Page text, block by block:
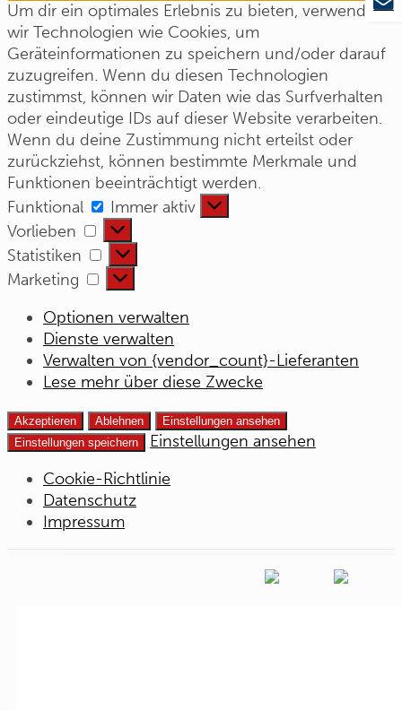
Um dir ein optimales Erlebnis zu bieten, verwenden
wir Technologien wie Cookies, um
Geräteinformationen zu speichern und/oder darauf
zuzugreifen. Wenn du diesen Technologien
zustimmst, können wir Daten wie das Surfverhalten
oder eindeutige IDs auf dieser Website verarbeiten.
Wenn du deine Zustimmung nicht erteilst oder
zurückziehst, können bestimmte Merkmale und
Funktionen beeinträchtigt werden.
Funktional
Funktional
Immer aktiv
Vorlieben
Vorlieben
Statistiken
Statistiken
Marketing
Marketing
Optionen verwalten
Dienste verwalten
Verwalten von {vendor_count}-Lieferanten
Lese mehr über diese Zwecke
Akzeptieren Ablehnen
Einstellungen ansehen
Einstellungen speichern
Einstellungen ansehen
Cookie-Richtlinie
Datenschutz
Impressum